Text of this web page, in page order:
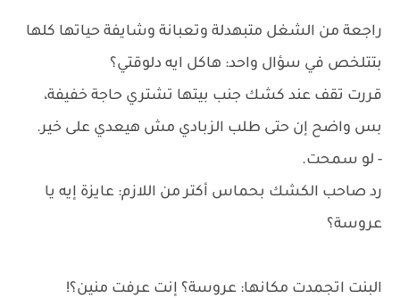
راجعة من الشغل متبهدلة وتعبانة وشايفة حياتها كلها
بتتلخص في سؤال واحد: هاكل ايه دلوقتي؟
قررت تقف عند كشك جنب بيتها تشتري حاجة خفيفة،
بس واضح إن حتى طلب الزبادي مش هيعدي على خير.
- لو سمحت.
رد صاحب الكشك بحماس أكتر من اللازم: عايزة إيه يا
عروسة؟
البنت اتجمدت مكانها: عروسة؟ إنت عرفت منين؟!